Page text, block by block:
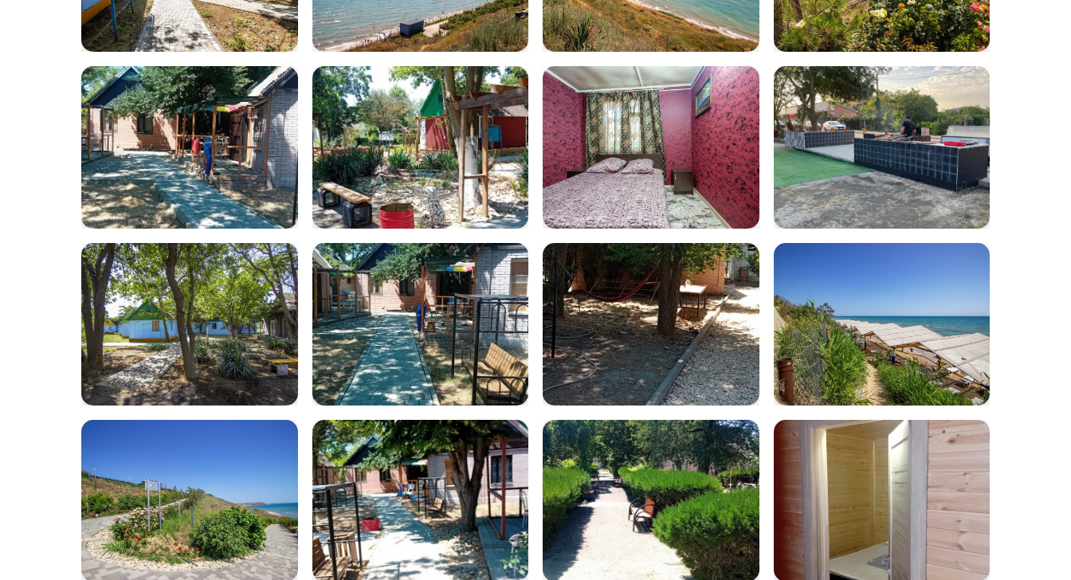
volna26 volna29 volna27 volna31
WhatsApp Image
2025-07-22 at
11.52.50
WhatsApp Image
2025-07-21 at
12.32.17
volna11
IMG-20230713-
WA0012
IMG_5657333
WhatsApp Image
2025-07-22 at
11.52.59
WhatsApp Image
2025-07-21 at
12.30.56
volna35